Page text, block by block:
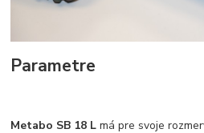
Parametre
Metabo SB 18 Lmá pre svoje